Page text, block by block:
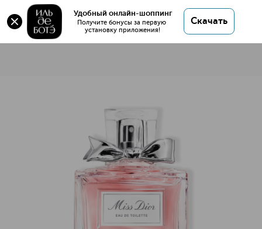
Удобный онлайн-шоппинг
Получите бонусы за первую
установку приложения!
Скачать